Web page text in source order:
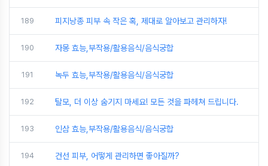
189 피지낭종 피부 속 작은 혹, 제대로 알아보고 관리하자!
190 자몽 효능,부작용/활용음식/음식궁합
191 녹두 효능,부작용/활용음식/음식궁합
192 탈모, 더 이상 숨기지 마세요! 모든 것을 파헤쳐 드립니다.
193 인삼 효능,부작용/활용음식/음식궁합
194 건선 피부, 어떻게 관리하면 좋아질까?